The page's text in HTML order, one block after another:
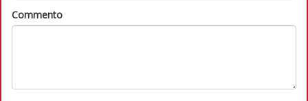
Commento